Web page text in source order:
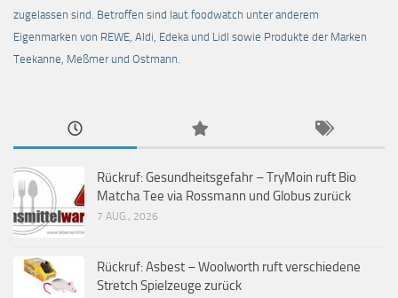
zugelassen sind. Betroffen sind laut foodwatch unter anderem
Eigenmarken von REWE, Aldi, Edeka und Lidl sowie Produkte der Marken
Teekanne, Meßmer und Ostmann.
Rückruf: Gesundheitsgefahr – TryMoin ruft Bio
Matcha Tee via Rossmann und Globus zurück
7 AUG., 2026
Rückruf: Asbest – Woolworth ruft verschiedene
Stretch Spielzeuge zurück